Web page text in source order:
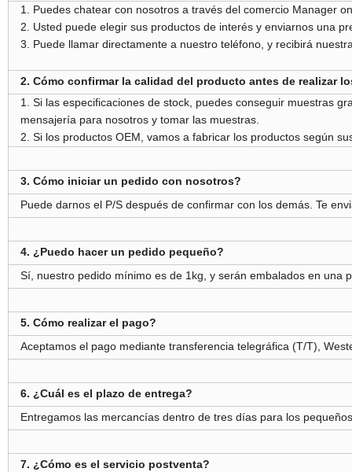
1. Puedes chatear con nosotros a través del comercio Manager
2. Usted puede elegir sus productos de interés y enviarnos una
3. Puede llamar directamente a nuestro teléfono, y recibirá
2. Cómo confirmar la calidad del producto antes de realizar
1. Si las especificaciones de stock, puedes conseguir muestras
mensajería para nosotros y tomar las muestras.
2. Si los productos OEM, vamos a fabricar los productos según
3. Cómo iniciar un pedido con nosotros?
Puede darnos el P/S después de confirmar con los demás. Te
4. ¿Puedo hacer un pedido pequeño?
Sí, nuestro pedido mínimo es de 1kg, y serán embalados en
5. Cómo realizar el pago?
Aceptamos el pago mediante transferencia telegráfica (T/T),
6. ¿Cuál es el plazo de entrega?
Entregamos las mercancías dentro de tres días para los
7. ¿Cómo es el servicio postventa?